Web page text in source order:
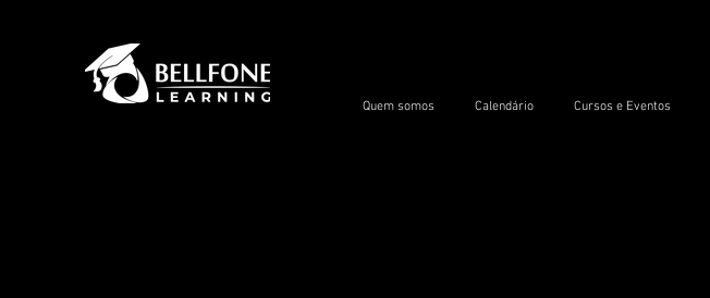
Quem somos Calendário Cursos e Eventos